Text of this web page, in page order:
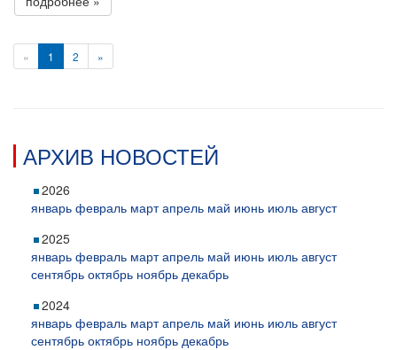
« 1 2 »
АРХИВ НОВОСТЕЙ
2026
январь февраль март апрель май июнь июль август
2025
январь февраль март апрель май июнь июль август
сентябрь октябрь ноябрь декабрь
2024
январь февраль март апрель май июнь июль август
сентябрь октябрь ноябрь декабрь